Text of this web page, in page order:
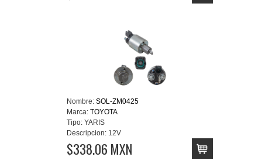
Nombre: SOL-ZM0425
Marca: TOYOTA
Tipo: YARIS
Descripcion: 12V
$338.06 MXN